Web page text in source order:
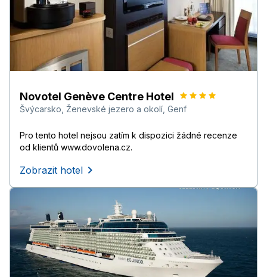
Novotel Genève Centre Hotel
Švýcarsko Ženevské jezero a okolí Genf
Pro tento hotel nejsou zatím k dispozici žádné recenze
od klientů www.dovolena.cz.
Zobrazit hotel